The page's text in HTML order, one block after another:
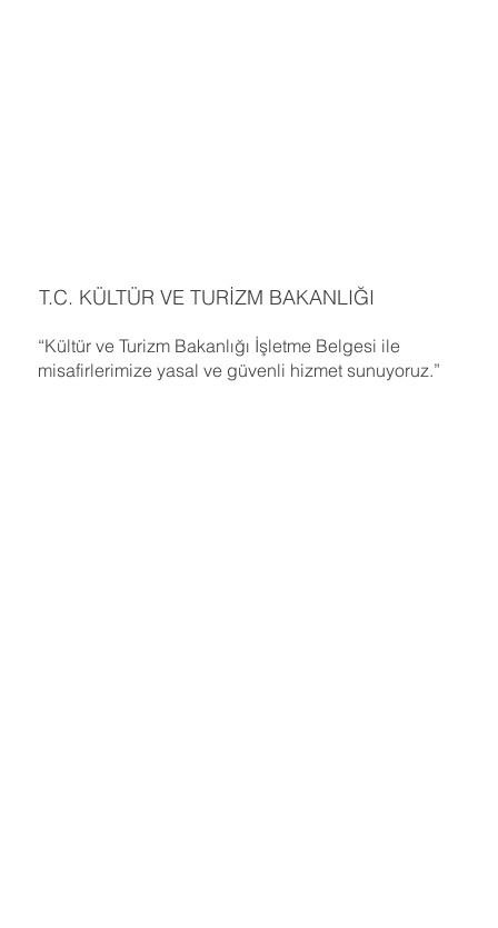
“Kültür ve Turizm Bakanlığı İşletme Belgesi ile
misafirlerimize yasal ve güvenli hizmet sunuyoruz.”
T.C. KÜLTÜR VE TURİZM BAKANLIĞI